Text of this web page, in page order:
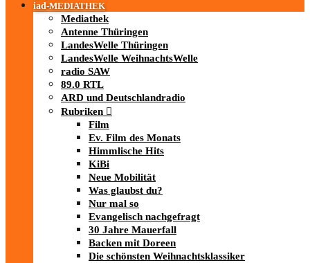
iad-MEDIATHEK
Mediathek
Antenne Thüringen
LandesWelle Thüringen
LandesWelle WeihnachtsWelle
radio SAW
89.0 RTL
ARD und Deutschlandradio
Rubriken
Film
Ev. Film des Monats
Himmlische Hits
KiBi
Neue Mobilität
Was glaubst du?
Nur mal so
Evangelisch nachgefragt
30 Jahre Mauerfall
Backen mit Doreen
Die schönsten Weihnachtsklassiker